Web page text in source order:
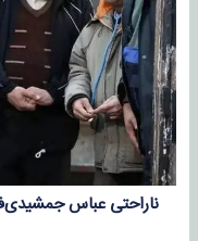
ناراحتی عباس